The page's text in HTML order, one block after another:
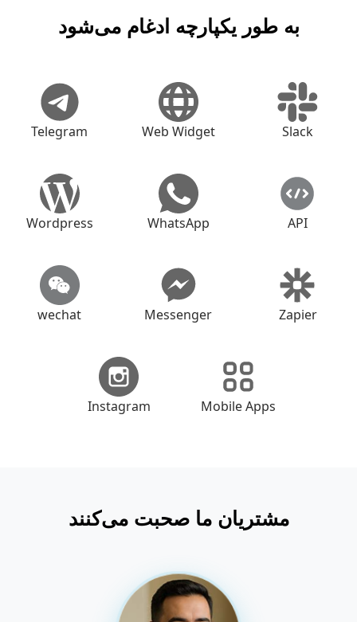
به طور یکپارچه ادغام می‌شود
Slack
Web Widget
Telegram
API
WhatsApp
Wordpress
Zapier
Messenger
wechat
Mobile Apps
Instagram
مشتریان ما صحبت می‌کنند